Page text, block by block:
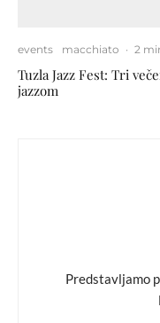
events macchiato · 2
Tuzla Jazz Fest: Tri
jazzom
Predstavljamo